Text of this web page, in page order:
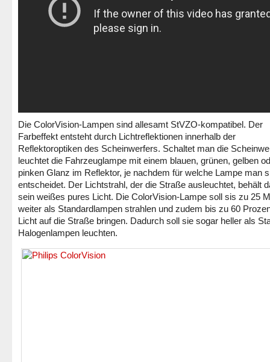
Die ColorVision-Lampen sind allesamt StVZO-kompatibel. Der
Farbeffekt entsteht durch Lichtreflektionen innerhalb der
Reflektoroptiken des Scheinwerfers. Schaltet man die
leuchtet die Fahrzeuglampe mit einem blauen, grünen, gelben
pinken Glanz im Reflektor, je nachdem für welche Lampe man
entscheidet. Der Lichtstrahl, der die Straße ausleuchtet, behält
sein weißes pures Licht. Die ColorVision-Lampe soll sis zu 25
weiter als Standardlampen strahlen und zudem bis zu 60
Licht auf die Straße bringen. Dadurch soll sie sogar heller als
Halogenlampen leuchten.